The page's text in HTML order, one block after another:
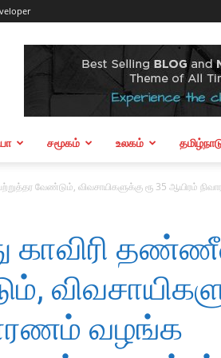
சமூகம் உலகம்
வேண்டும், விவசாயிகளுக்கு ரூ 35 ஆயிரம்
காவிரி
வழங்க